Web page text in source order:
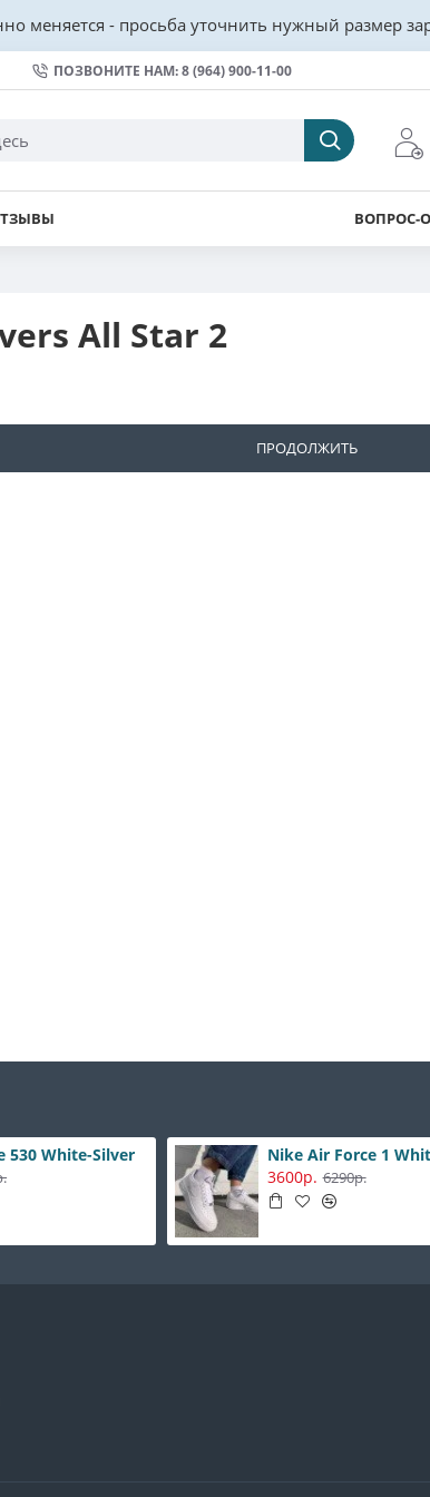
меняется - просьба уточнить нужный размер
ПОЗВОНИТЕ НАМ: 8 (964) 900-11-00
ВОПРОС-
All Star 2
ПРОДОЛЖИТЬ
530 White-Silver
Nike Air Force 1
3600р. 6290р.